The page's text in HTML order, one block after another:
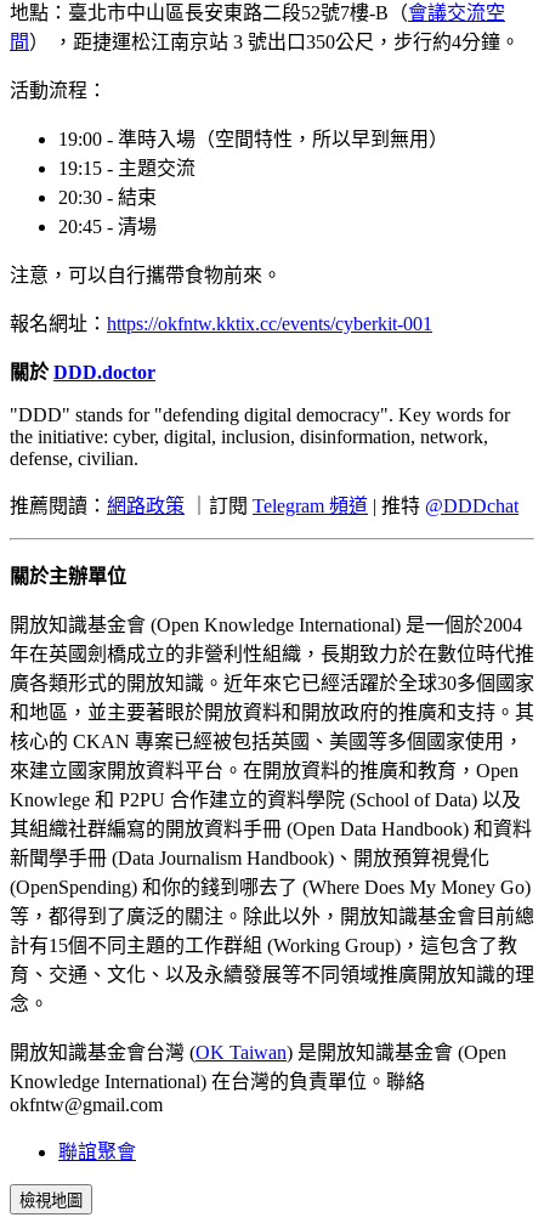
地點：臺北市中山區長安東路二段52號7樓-B（會議交流空
間） ，距捷運松江南京站 3 號出口350公尺，步行約4分鐘。
活動流程：
19:00 - 準時入場（空間特性，所以早到無用）
19:15 - 主題交流
20:30 - 結束
20:45 - 清場
注意，可以自行攜帶食物前來。
報名網址： https://okfntw.kktix.cc/events/cyberkit-001
關於DDD.doctor
"DDD" stands for "defending digital democracy". Key words for
the initiative: cyber, digital, inclusion, disinformation, network,
defense, civilian.
推薦閱讀： 網路政策 ｜訂閱 Telegram 頻道 | 推特 @DDDchat
關於主辦單位
開放知識基金會 (Open Knowledge International) 是一個於2004
年在英國劍橋成立的非營利性組織，長期致力於在數位時代推
廣各類形式的開放知識。近年來它已經活躍於全球30多個國家
和地區，並主要著眼於開放資料和開放政府的推廣和支持。其
核心的 CKAN 專案已經被包括英國、美國等多個國家使用，
來建立國家開放資料平台。在開放資料的推廣和教育，Open
Knowlege 和 P2PU 合作建立的資料學院 (School of Data) 以及
其組織社群編寫的開放資料手冊 (Open Data Handbook) 和資料
新聞學手冊 (Data Journalism Handbook)、開放預算視覺化
(OpenSpending) 和你的錢到哪去了 (Where Does My Money Go)
等，都得到了廣泛的關注。除此以外，開放知識基金會目前總
計有15個不同主題的工作群組 (Working Group)，這包含了教
育、交通、文化、以及永續發展等不同領域推廣開放知識的理
念。
開放知識基金會台灣 (OK Taiwan) 是開放知識基金會 (Open
Knowledge International) 在台灣的負責單位。聯絡
okfntw@gmail.com
聯誼聚會
檢視地圖